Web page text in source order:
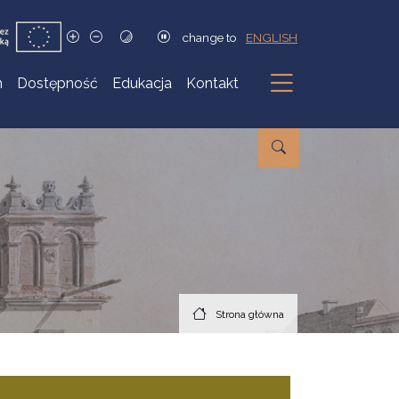
change to ENGLISH
Dostępność Edukacja Kontakt
Podmenu
Strona główna